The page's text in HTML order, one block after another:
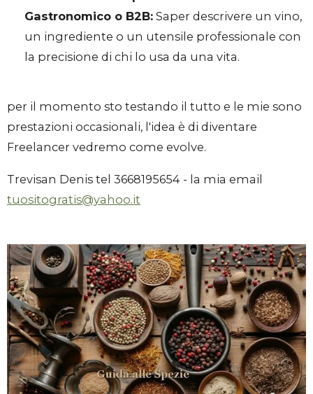
Gastronomico o B2B:Saper descrivere un vino,
un ingrediente o un utensile professionale con
la precisione di chi lo usa da una vita.
per il momento sto testando il tutto e le mie sono
prestazioni occasionali, l'idea è di diventare
Freelancer vedremo come evolve.
Trevisan Denis tel 3668195654 - la mia email
tuositogratis@yahoo.it